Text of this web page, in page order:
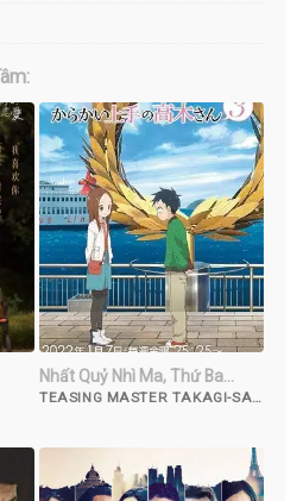
Nhất Quỷ Nhì Ma, Thứ Ba
Takagi Mùa 3
TEASING MASTER TAKAGI-SAN